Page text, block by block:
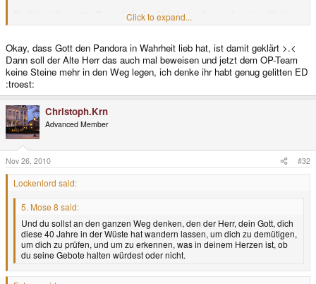
Da fällt mir jz nur das Buch Hiob ein. Gibt aber sicher noch andere Stellen
Click to expand...
Okay, dass Gott den Pandora in Wahrheit lieb hat, ist damit geklärt >.<
Dann soll der Alte Herr das auch mal beweisen und jetzt dem OP-Team
keine Steine mehr in den Weg legen, ich denke ihr habt genug gelitten ED
:troest:
Christoph.Krn
Advanced Member
Nov 26, 2010 #32
Lockenlord said:
5. Mose 8 said:
Und du sollst an den ganzen Weg denken, den der Herr, dein Gott, dich
diese 40 Jahre in der Wüste hat wandern lassen, um dich zu demütigen,
um dich zu prüfen, und um zu erkennen, was in deinem Herzen ist, ob
du seine Gebote halten würdest oder nicht.